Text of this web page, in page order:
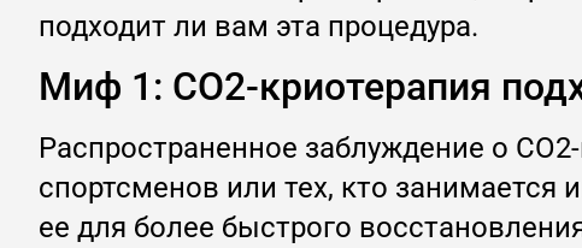
подходит ли вам эта процедура.
Миф 1: CO2-криотерапия
Распространенное заблуждение о
спортсменов или тех, кто
ее для более быстрого